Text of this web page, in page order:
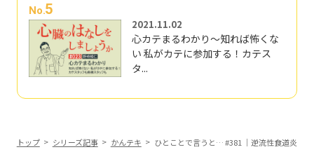
No.5
2021.11.02
心カテまるわかり～知れば怖くな
い 私がカテに参加する！カテス
タ...
トップ シリーズ記事 かんテキ ひとことで言うと… #381 ｜逆流性食道炎